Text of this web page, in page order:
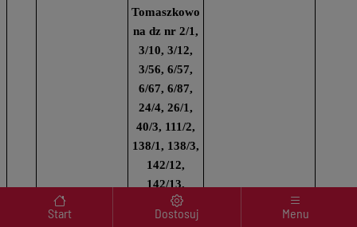
Menu wyróżnione
Start
Dostosuj Menu
Tomaszkowo
na dz nr 2/1,
3/10, 3/12,
3/56, 6/57,
6/67, 6/87,
24/4, 26/1,
40/3, 111/2,
138/1, 138/3,
142/12,
142/13,
142/17,
142/19, 193/2,